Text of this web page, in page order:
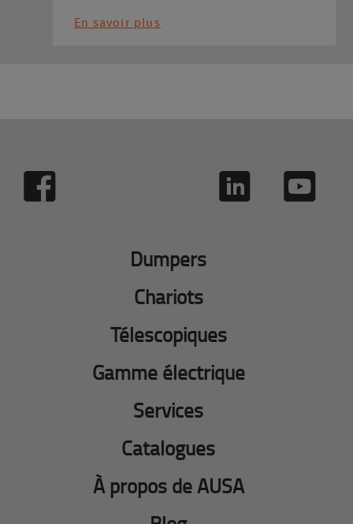
En savoir plus
Dumpers
Chariots
Télescopiques
Gamme électrique
Services
Catalogues
À propos de AUSA